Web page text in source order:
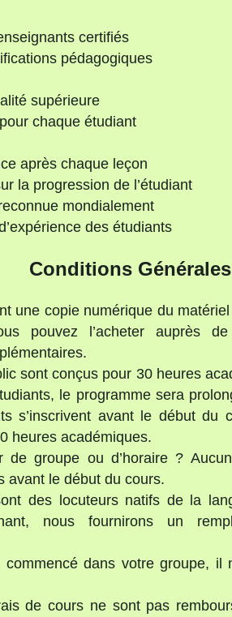
certifiés
pédagogiques
supérieure
chaque étudiant
après chaque leçon
la progression de l’étudiant
mondialement
des étudiants
Conditions Générales
une copie numérique du
pouvez l’acheter auprès
sont conçus pour 30 heures
le programme sera
s’inscrivent avant le début du
heures académiques.
de groupe ou d’horaire ?
avant le début du cours.
des locuteurs natifs de la
nous fournirons un
dans votre groupe, il
de cours ne sont pas